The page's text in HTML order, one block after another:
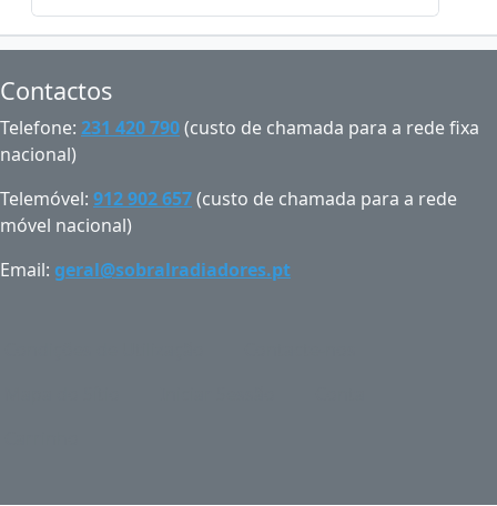
Contactos
Telefone: 231 420 790(custo de chamada para a rede fixa
nacional)
Telemóvel: 912 902 657(custo de chamada para a rede
móvel nacional)
Email: geral@sobralradiadores.pt